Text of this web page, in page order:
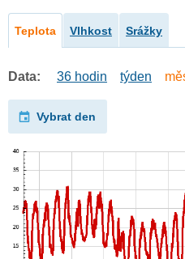
Teplota Vlhkost Srážky
Data: 36 hodin týden
Vybrat den